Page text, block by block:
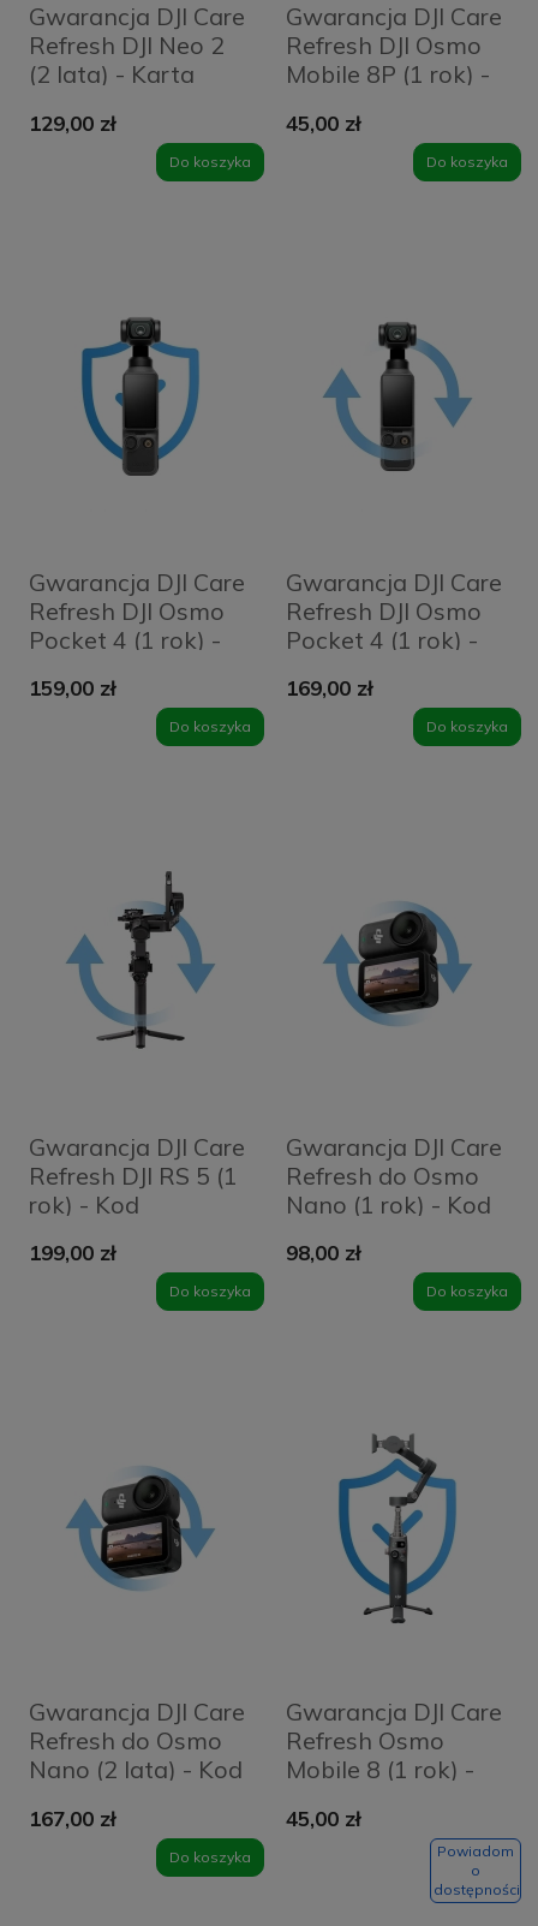
Gwarancja DJI Care
Refresh DJI Neo 2
(2 lata) - Karta
129,00 zł
Do koszyka
Gwarancja DJI Care
Refresh DJI Osmo
Mobile 8P (1 rok) -
45,00 zł
Do koszyka
Gwarancja DJI Care
Refresh DJI Osmo
Pocket 4 (1 rok) -
159,00 zł
Do koszyka
Gwarancja DJI Care
Refresh DJI Osmo
Pocket 4 (1 rok) -
169,00 zł
Do koszyka
Gwarancja DJI Care
Refresh DJI RS 5 (1
rok) - Kod
199,00 zł
Do koszyka
Gwarancja DJI Care
Refresh do Osmo
Nano (1 rok) - Kod
98,00 zł
Do koszyka
Gwarancja DJI Care
Refresh do Osmo
Nano (2 lata) - Kod
167,00 zł
Do koszyka
Gwarancja DJI Care
Refresh Osmo
Mobile 8 (1 rok) -
45,00 zł
Powiadom
o
dostępności